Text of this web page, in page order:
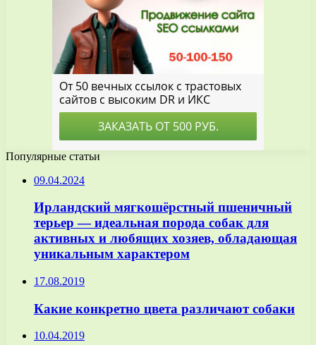
Популярные статьи
09.04.2024
Ирландский мягкошёрстный пшеничный
терьер — идеальная порода собак для
активных и любящих хозяев, обладающая
уникальным характером
17.08.2019
Какие конкретно цвета различают собаки
10.04.2019